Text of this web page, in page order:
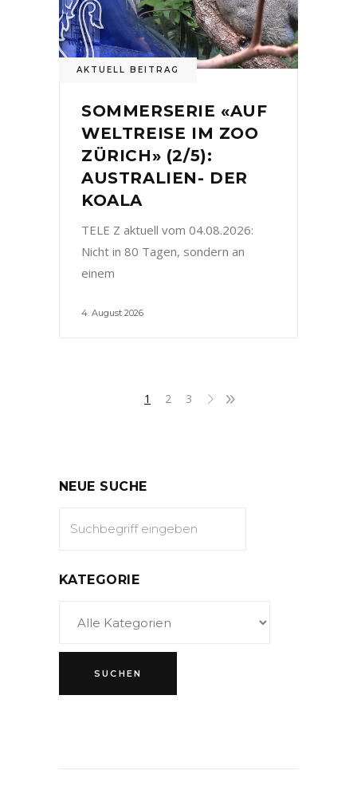
AKTUELL BEITRAG
SOMMERSERIE «AUF
WELTREISE IM ZOO
ZÜRICH» (2/5):
AUSTRALIEN- DER
KOALA
TELE Z aktuell vom 04.08.2026:
Nicht in 80 Tagen, sondern an
einem
4. August 2026
1 2 3
NEUE SUCHE
KATEGORIE